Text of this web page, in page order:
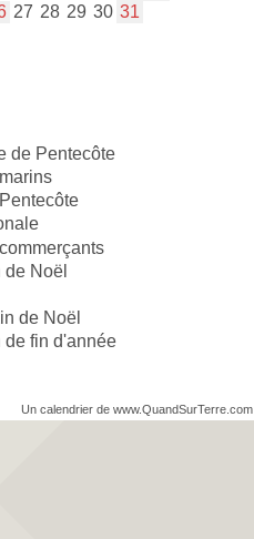
27 28 29 30 31
de Pentecôte
Noël
de Noël
de fin d'année
Un calendrier de www.QuandSurTerre.com